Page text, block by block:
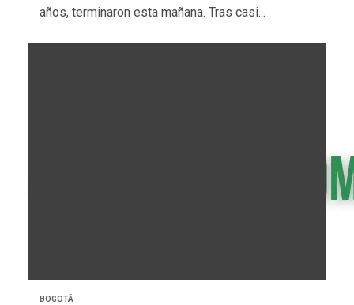
años, terminaron esta mañana. Tras casi...
BOGOTÁ